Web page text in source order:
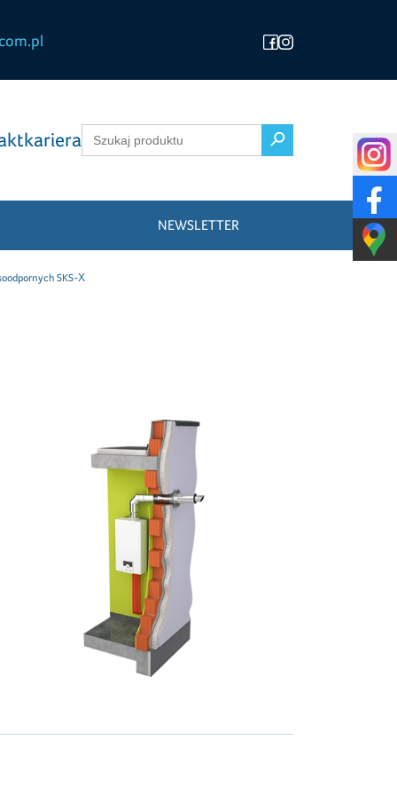
karieraSearch
for:
Search Button
NEWSLETTER
SKS-X